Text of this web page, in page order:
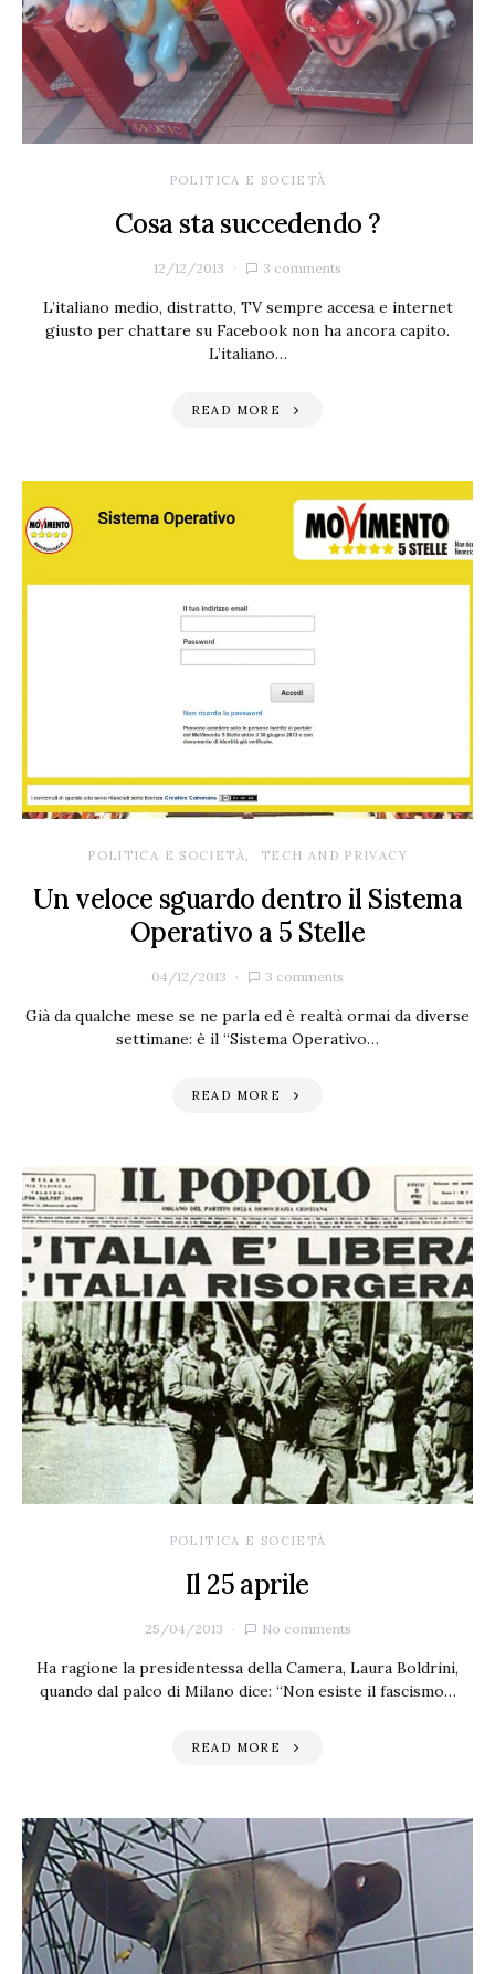
POLITICA E SOCIETÀ
Cosa sta succedendo ?
12/12/2013 3 comments
L’italiano medio, distratto, TV sempre accesa e internet
giusto per chattare su Facebook non ha ancora capito.
L’italiano…
READ MORE
POLITICA E SOCIETÀ TECH AND PRIVACY
Un veloce sguardo dentro il Sistema
Operativo a 5 Stelle
04/12/2013 3 comments
Già da qualche mese se ne parla ed è realtà ormai da diverse
settimane: è il “Sistema Operativo…
READ MORE
POLITICA E SOCIETÀ
Il 25 aprile
25/04/2013 No comments
Ha ragione la presidentessa della Camera, Laura Boldrini,
quando dal palco di Milano dice: “Non esiste il fascismo…
READ MORE